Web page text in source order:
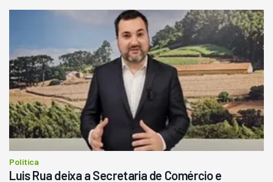
Política
Luis Rua deixa a Secretaria de Comércio e